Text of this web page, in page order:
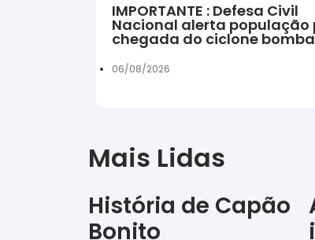
IMPORTANTE : Defesa Civil
Nacional alerta população
chegada do ciclone bomba
06/08/2026
Mais Lidas
História de Capão
Bonito